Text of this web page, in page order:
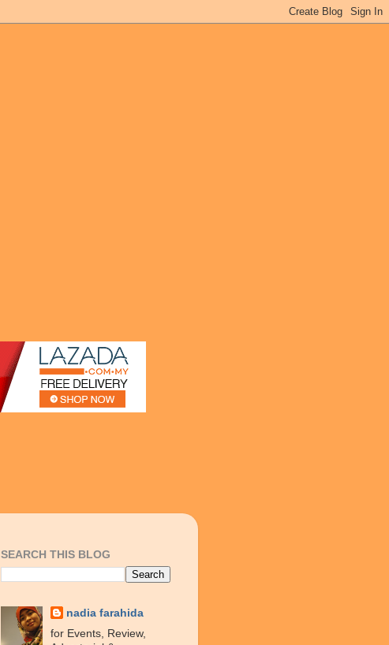
SEARCH THIS BLOG
nadia farahida
for Events, Review,